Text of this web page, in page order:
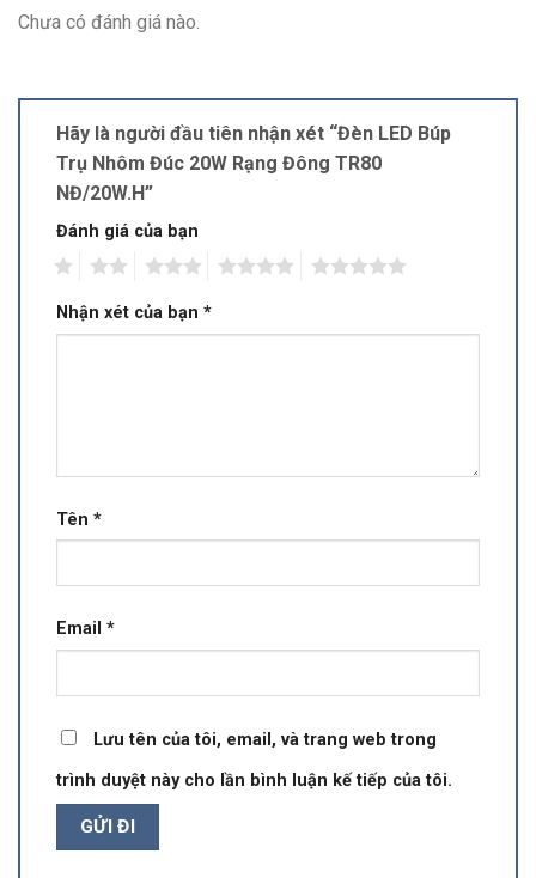
Chưa có đánh giá nào.
Hãy là người đầu tiên nhận xét “Đèn LED Búp
Trụ Nhôm Đúc 20W Rạng Đông TR80
NĐ/20W.H”
Đánh giá của bạn
Nhận xét của bạn *
Tên *
Email *
Lưu tên của tôi, email, và trang web trong
trình duyệt này cho lần bình luận kế tiếp của tôi.